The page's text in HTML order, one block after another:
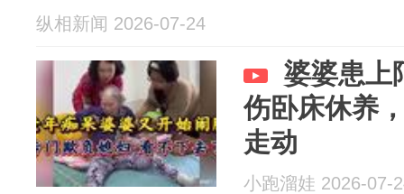
纵相新闻 2026-07-24
婆婆患上
伤卧床休养
走动
小跑溜娃 2026-07-